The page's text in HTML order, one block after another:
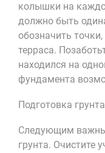
колышки на
должно быть
обозначить
терраса.
находился на
фундамента
Подготовка грунта
Следующим
грунта. Очистите